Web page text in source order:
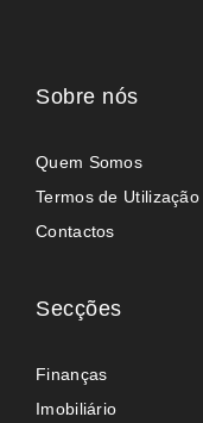
Sobre nós
Quem Somos
Termos de Utilização
Contactos
Secções
Finanças
Imobiliário